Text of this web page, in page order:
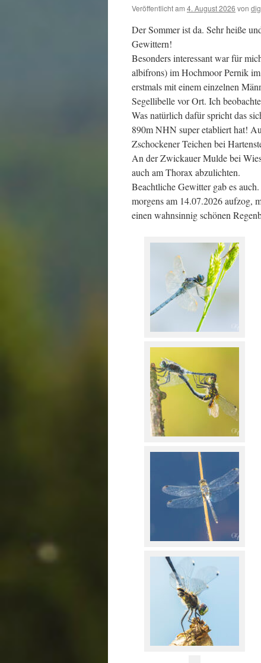
Veröffentlicht am 4. August 2026 von
Der Sommer ist da. Sehr heiße
Gewittern!
Besonders interessant war für
albifrons) im Hochmoor Pernik
erstmals mit einem einzelnen
Segellibelle vor Ort. Ich
Was natürlich dafür spricht das
890m NHN super etabliert hat!
Zschockener Teichen bei
An der Zwickauer Mulde bei
auch am Thorax abzulichten.
Beachtliche Gewitter gab es
morgens am 14.07.2026 aufzog,
einen wahnsinnig schönen